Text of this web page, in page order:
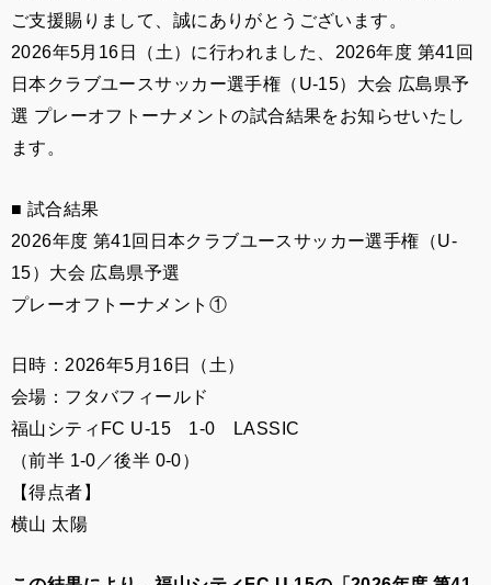
ご支援賜りまして、誠にありがとうございます。
2026年5月16日（土）に行われました、2026年度 第41回
日本クラブユースサッカー選手権（U-15）大会 広島県予
選 プレーオフトーナメントの試合結果をお知らせいたし
ます。
■ 試合結果
2026年度 第41回日本クラブユースサッカー選手権（U-
15）大会 広島県予選
プレーオフトーナメント①
日時：2026年5月16日（土）
会場：フタバフィールド
福山シティFC U-15 1-0 LASSIC
（前半 1-0／後半 0-0）
【得点者】
横山 太陽